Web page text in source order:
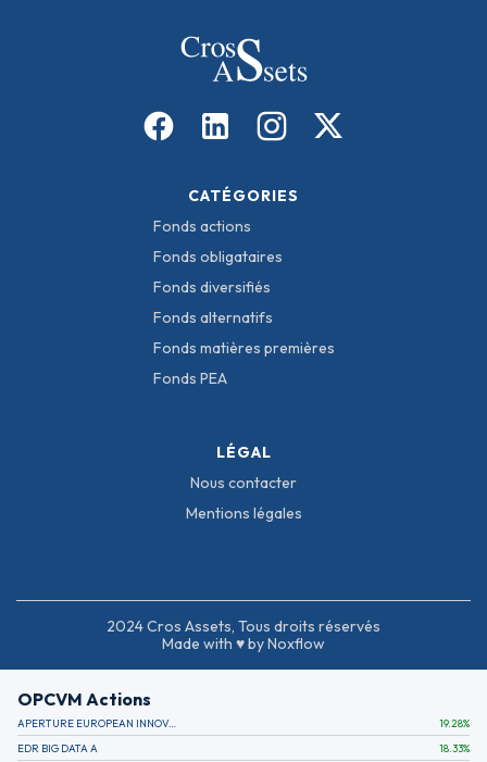
CATÉGORIES
Fonds actions
Fonds obligataires
Fonds diversifiés
Fonds alternatifs
Fonds matières premières
Fonds PEA
LÉGAL
Nous contacter
Mentions légales
2024 Cros Assets, Tous droits réservés
Made with ♥ by Noxflow
OPCVM Actions
APERTURE EUROPEAN INNOVATION 19.28%
EDR BIG DATA A
18.33%